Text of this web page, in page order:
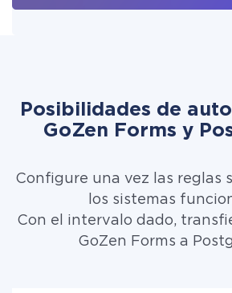
Posibilidades de
GoZen Forms y
Configure una vez las reglas
los sistemas
Con el intervalo dado,
GoZen Forms a